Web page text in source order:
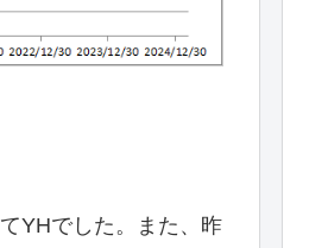
YHでした。また、昨